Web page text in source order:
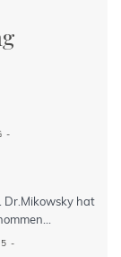
-
Dr.Mikowsky hat
-